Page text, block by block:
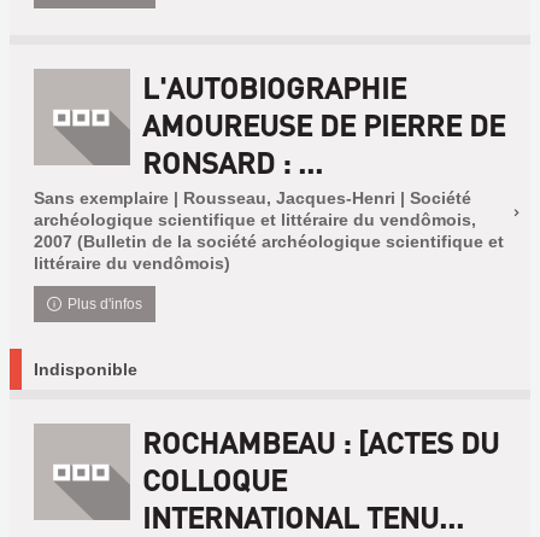
L'AUTOBIOGRAPHIE
AMOUREUSE DE PIERRE DE
RONSARD : ...
Sans exemplaire | Rousseau, Jacques-Henri | Société
archéologique scientifique et littéraire du vendômois,
2007 (Bulletin de la société archéologique scientifique et
littéraire du vendômois)
Plus d'infos
Indisponible
ROCHAMBEAU : [ACTES DU
COLLOQUE
INTERNATIONAL TENU...